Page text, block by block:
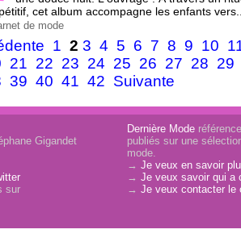
cet album accompagne les enfants
de mode
1 2 3 4 5 6 7 8 9 10
21 22 23 24 25 26 27 28 29
39 40 41 42 Suivante
Gigandet
sur
Dernière Mode
publiés sur une
mode.
→Je veux en savoir
→Je veux savoir qui a
→Je veux contacter le